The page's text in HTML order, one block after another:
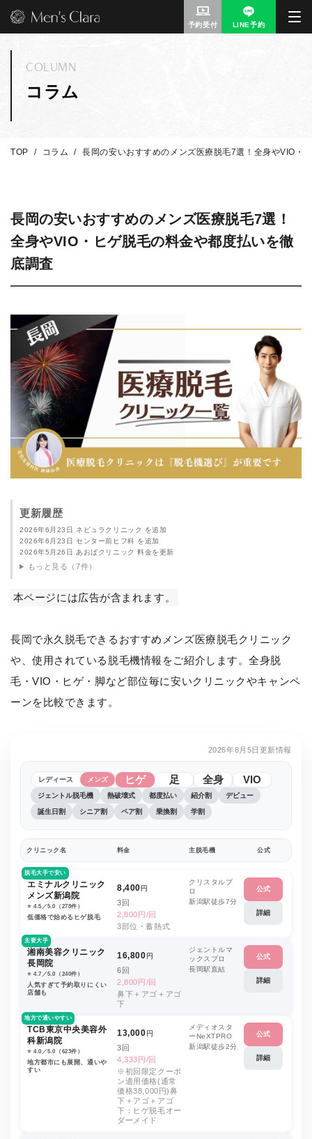
予約受付 LINE予約
コラム
COLUMN
TOP コラム 長岡の安いおすすめのメンズ医療脱毛7選！全身やVIO・
長岡の安いおすすめのメンズ医療脱毛7選！
全身やVIO・ヒゲ脱毛の料金や都度払いを徹
底調査
更新履歴
2026年6月23日 ネビュラクリニック を追加
2026年6月23日 センター前ヒフ科 を追加
2026年5月26日 あおばクリニック 料金を更新
もっと見る（7件）
本ページには広告が含まれます。
長岡で永久脱毛できるおすすめメンズ医療脱毛クリニック
や、使用されている脱毛機情報をご紹介します。全身脱
毛・VIO・ヒゲ・脚など部位毎に安いクリニックやキャンペ
ーンを比較できます。
2026年8月5日更新情報
レディース メンズ ヒゲ 足 全身 VIO
ジェントル脱毛機 熱破壊式 都度払い 紹介割 デビュー
誕生日割 シニア割 ペア割 乗換割 学割
クリニック名 料金 主脱毛機 公式
脱毛大手で安い
エミナルクリニック
メンズ新潟院
⭐️ 4.5／5.0（278件）
低価格で始めるヒゲ脱毛
8,400円
3回
2,800円/回
3部位・蓄熱式
クリスタルプ
ロ
新潟駅徒歩7分
公式
詳細
主要大手
湘南美容クリニック
長岡院
⭐️ 4.7／5.0（240件）
人気すぎて予約取りにくい
店舗も
16,800円
6回
2,800円/回
鼻下＋アゴ＋アゴ
下
ジェントルマ
ックスプロ
長岡駅直結
公式
詳細
地方で通いやすい
TCB東京中央美容外
科新潟院
⭐️ 4.0／5.0（623件）
地方都市にも展開、通いや
すい
13,000円
3回
4,333円/回
※初回限定クーポ
ン適用価格(通常
価格38,000円)鼻
下＋アゴ＋アゴ
下：ヒゲ脱毛オー
ダーメイド
メディオスタ
ーNeXTPRO
新潟駅徒歩2分
公式
詳細